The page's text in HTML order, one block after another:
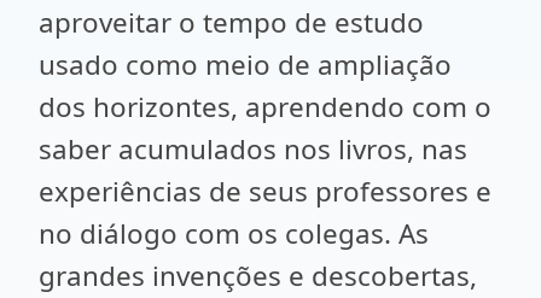
aproveitar o tempo de estudo
usado como meio de ampliação
dos horizontes, aprendendo com o
saber acumulados nos livros, nas
experiências de seus professores e
no diálogo com os colegas. As
grandes invenções e descobertas,